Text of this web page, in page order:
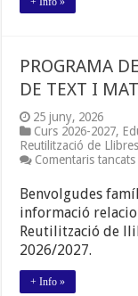
PROGRAMA
DE TEXT I
25 juny, 2026
Curs 2026-2027,
Reutilització de Llibres
Comentaris tancatsa
Benvolgudes
informació
Reutilització de
2026/2027.
+ Info »